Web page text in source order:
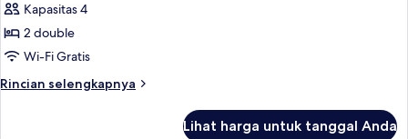
Kapasitas 4
2 double
Wi-Fi Gratis
Rincian selengkapnya
Rincian
Lihat harga untuk tanggal Anda